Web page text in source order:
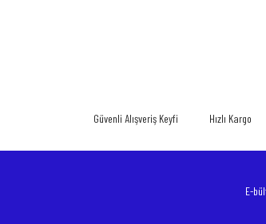
Ürün bilgilerinde hatalar bulunuyor.
Ürün fiyatı diğer sitelerden daha pahalı.
Güvenli Alışveriş Keyfi Hızlı Kargo
E-